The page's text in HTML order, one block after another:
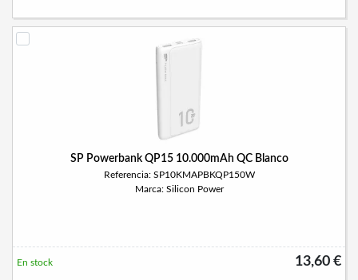
SP Powerbank QP15 10.000mAh QC Blanco
Referencia: SP10KMAPBKQP150W
Marca: Silicon Power
13,60 €
En stock